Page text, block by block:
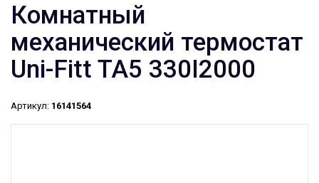
Комнатный
механический термостат
Uni-Fitt TA5 330I2000
Артикул: 16141564